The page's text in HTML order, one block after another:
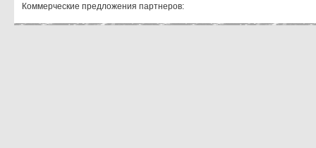
Коммерческие предложения партнеров: